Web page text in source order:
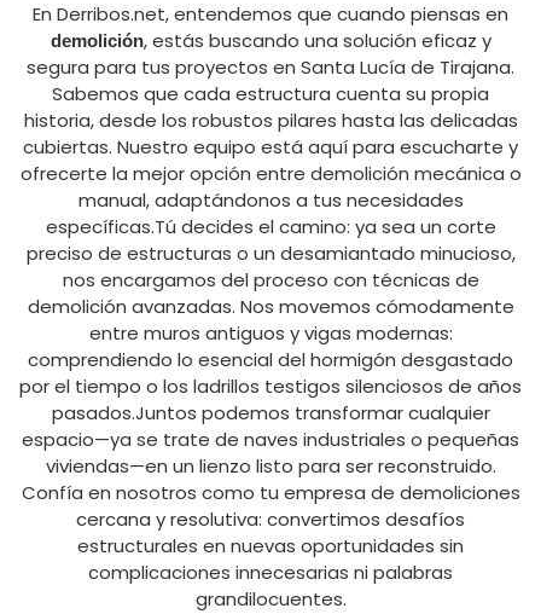
En Derribos.net, entendemos que cuando piensas en
demolición, estás buscando una solución eficaz y
segura para tus proyectos en Santa Lucía de Tirajana.
Sabemos que cada estructura cuenta su propia
historia, desde los robustos pilares hasta las delicadas
cubiertas. Nuestro equipo está aquí para escucharte y
ofrecerte la mejor opción entre demolición mecánica o
manual, adaptándonos a tus necesidades
específicas.Tú decides el camino: ya sea un corte
preciso de estructuras o un desamiantado minucioso,
nos encargamos del proceso con técnicas de
demolición avanzadas. Nos movemos cómodamente
entre muros antiguos y vigas modernas:
comprendiendo lo esencial del hormigón desgastado
por el tiempo o los ladrillos testigos silenciosos de años
pasados.Juntos podemos transformar cualquier
espacio—ya se trate de naves industriales o pequeñas
viviendas—en un lienzo listo para ser reconstruido.
Confía en nosotros como tu empresa de demoliciones
cercana y resolutiva: convertimos desafíos
estructurales en nuevas oportunidades sin
complicaciones innecesarias ni palabras
grandilocuentes.